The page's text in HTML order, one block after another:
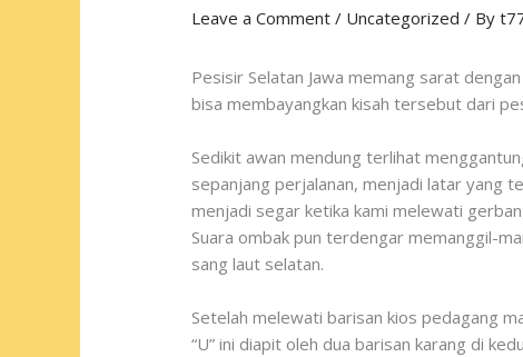
Leave a Comment / Uncategorized / By
Pesisir Selatan Jawa memang sarat
bisa membayangkan kisah tersebut dari
Sedikit awan mendung terlihat
sepanjang perjalanan, menjadi latar yang
menjadi segar ketika kami melewati
Suara ombak pun terdengar memanggil-
sang laut selatan.
Setelah melewati barisan kios pedagang
“U” ini diapit oleh dua barisan karang di